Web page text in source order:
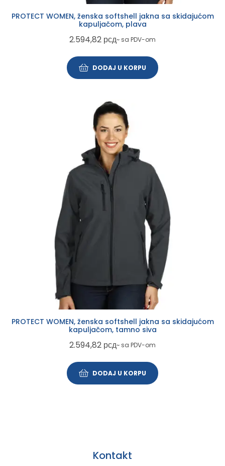
PROTECT WOMEN, ženska softshell jakna sa skidajućom
kapuljačom, plava
2.594,82 рсд~ sa PDV-om
DODAJ U KORPU
PROTECT WOMEN, ženska softshell jakna sa skidajućom
kapuljačom, tamno siva
2.594,82 рсд~ sa PDV-om
DODAJ U KORPU
Kontakt